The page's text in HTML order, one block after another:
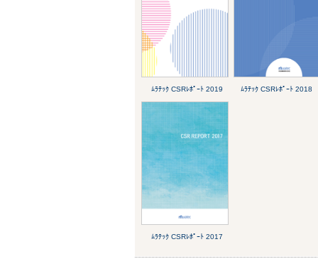
ﾑﾗﾃｯｸ CSRﾚﾎﾟｰﾄ 2019 ﾑﾗﾃｯｸ CSRﾚﾎﾟｰﾄ 2018
ﾑﾗﾃｯｸ CSRﾚﾎﾟｰﾄ 2017